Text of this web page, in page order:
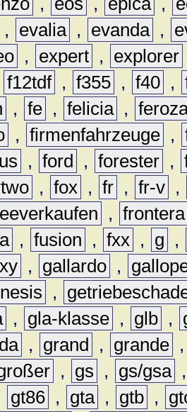
, evalia , evanda ,
, expert , explorer
f12tdf , f355 , f40 ,
, fe , felicia ,
, firmenfahrzeuge ,
, ford , forester ,
, fox , fr , fr-v ,
, frontera
, fusion , fxx , g
,
, gallardo ,
,
, gla-klasse , glb ,
, grand , grande
, gs , gs/gsa
gt86 , gta , gtb ,